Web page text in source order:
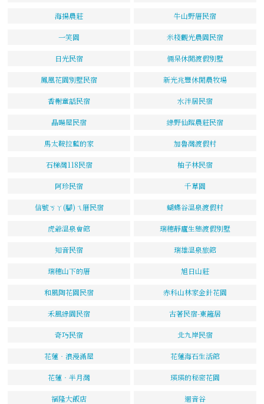
海揚農莊 牛山野厝民宿
一笑園 米棧觀光農園民宿
日光民宿 倆呆休閒渡假別墅
鳳凰花園別墅民宿 新光兆豐休閒農牧場
香榭童話民宿 水泮居民宿
晶暘屋民宿 綠野仙蹤農莊民宿
馬太鞍拉藍的家 加魯灣渡假村
石梯灣118民宿 柚子林民宿
阿珍民宿 千草園
信號ㄎㄚ(腳)ㄟ厝民宿 蝴蝶谷溫泉渡假村
虎爺溫泉會館 瑞穗靜廬生態渡假別墅
知音民宿 瑞雄溫泉旅館
瑞穗山下的厝 旭日山莊
和風陶花園民宿 赤科山林家金針花園
禾風綠園民宿 古著民宿-東籬居
奇巧民宿 北九岸民宿
花蓮‧浪漫滿屋 花蓮海石生活館
花蓮‧半月灣 瑛瑛的秘密花園
福隆大飯店 迴音谷